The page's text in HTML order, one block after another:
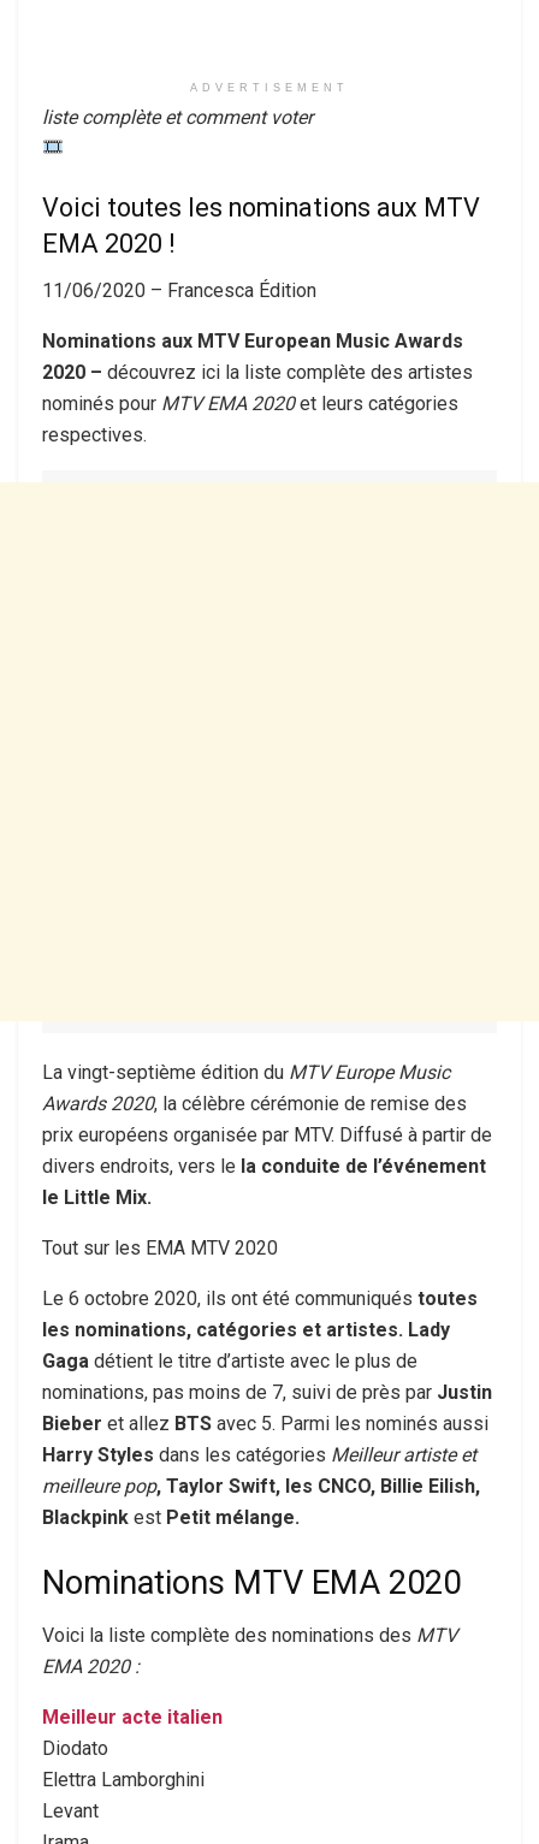
ADVERTISEMENT
liste complète et comment voter
Voici toutes les nominations aux MTV
EMA 2020 !
11/06/2020 – Francesca Édition
Nominations aux MTV European Music Awards
2020 – découvrez ici la liste complète des artistes
nominés pour MTV EMA 2020et leurs catégories
respectives.
La vingt-septième édition du MTV Europe Music
Awards 2020, la célèbre cérémonie de remise des
prix européens organisée par MTV. Diffusé à partir de
divers endroits, vers le la conduite de l’événement
le Little Mix.
Tout sur les EMA MTV 2020
Le 6 octobre 2020, ils ont été communiqués toutes
les nominations, catégories et artistes. Lady
Gaga détient le titre d’artiste avec le plus de
nominations, pas moins de 7, suivi de près par Justin
Bieber et allez BTS avec 5. Parmi les nominés aussi
Harry Styles dans les catégories Meilleur artiste et
meilleure pop, Taylor Swift, les CNCO, Billie Eilish,
Blackpink est Petit mélange.
Nominations MTV EMA 2020
Voici la liste complète des nominations des MTV
EMA 2020 :
Meilleur acte italien
Diodato
Elettra Lamborghini
Levant